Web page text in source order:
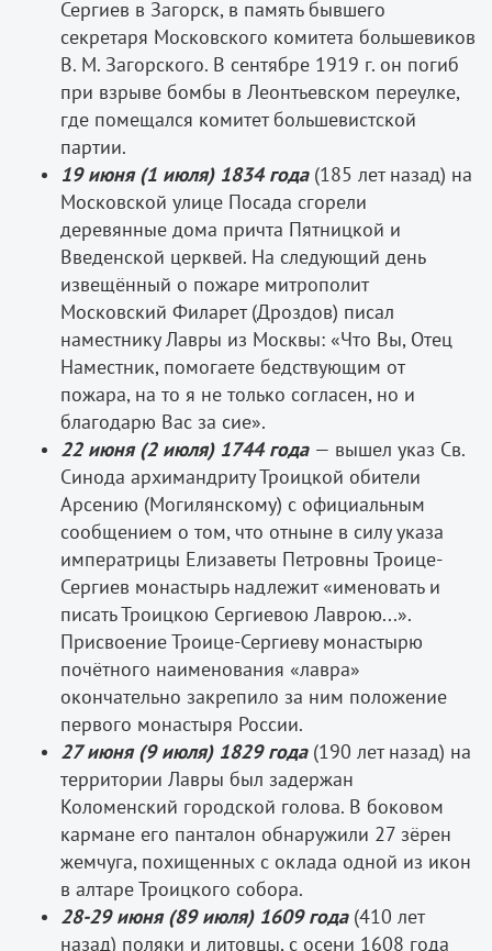
Сергиев в Загорск, в память бывшего
секретаря Московского комитета большевиков
В. М. Загорского. В сентябре 1919 г. он погиб
при взрыве бомбы в Леонтьевском переулке,
где помещался комитет большевистской
партии.
19 июня (1 июля) 1834 года (185 лет назад) на
Московской улице Посада сгорели
деревянные дома причта Пятницкой и
Введенской церквей. На следующий день
извещённый о пожаре митрополит
Московский Филарет (Дроздов) писал
наместнику Лавры из Москвы: «Что Вы, Отец
Наместник, помогаете бедствующим от
пожара, на то я не только согласен, но и
благодарю Вас за сие».
22 июня (2 июля) 1744 года — вышел указ Св.
Синода архимандриту Троицкой обители
Арсению (Могилянскому) с официальным
сообщением о том, что отныне в силу указа
императрицы Елизаветы Петровны Троице­-
Сергиев монастырь надлежит «именовать и
писать Троицкою Сергиевою Лаврою...».
Присвоение Троице-­Сергиеву монастырю
почётного наименования «лавра»
окончательно закрепило за ним положение
первого монастыря России.
27 июня (9 июля) 1829 года (190 лет назад) на
территории Лавры был задержан
Коломенский городской голова. В боковом
кармане его панталон обнаружили 27 зёрен
жемчуга, похищенных с оклада одной из икон
в алтаре Троицкого собора.
28­-29 июня (8­9 июля) 1609 года (410 лет
назад) поляки и литовцы, с осени 1608 года